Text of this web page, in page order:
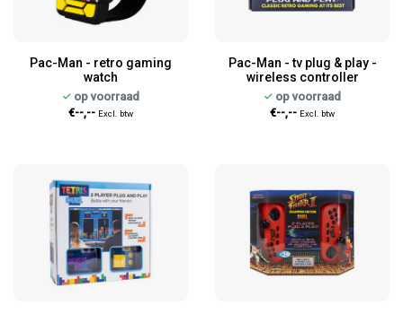
Pac-Man - retro gaming
watch
op voorraad
€--,-- Excl. btw
Pac-Man - tv plug & play -
wireless controller
op voorraad
€--,-- Excl. btw